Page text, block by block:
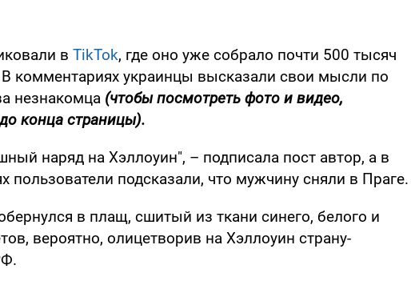
в TikTok, где оно уже собрало почти 500 тысяч
комментариях украинцы высказали свои мысли по
незнакомца (чтобы посмотреть фото и видео,
конца страницы).
наряд на Хэллоуин", – подписала пост автор, а в
пользователи подсказали, что мужчину сняли в Праге.
в плащ, сшитый из ткани синего, белого и
вероятно, олицетворив на Хэллоуин страну-